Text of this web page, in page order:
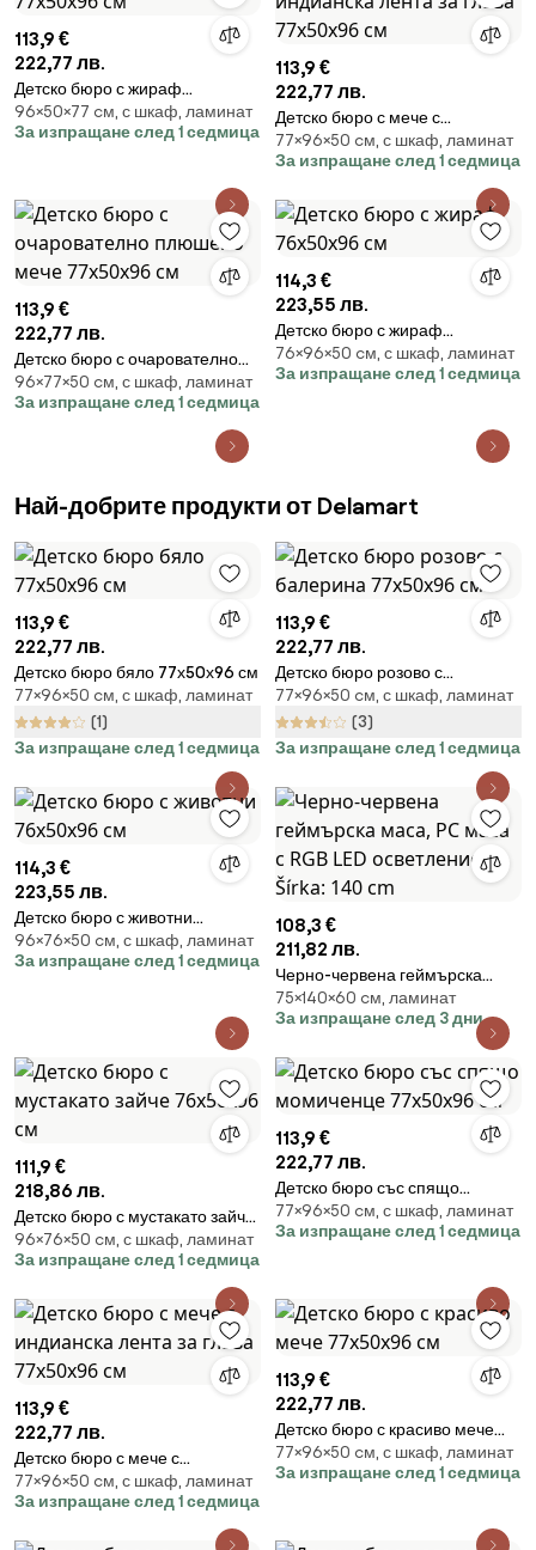
113,9 €
222,77 лв.
Детско бюро с жираф
77х50х96 см
96×50×77 cм, с шкаф, ламинат
За изпращане след 1 седмица
113,9 €
222,77 лв.
Детско бюро с мече с
индианска лента за глава
77х50х96 см
77×96×50 cм, с шкаф, ламинат
За изпращане след 1 седмица
113,9 €
222,77 лв.
Детско бюро с очарователно
плюшено мече 77х50х96 см
96×77×50 cм, с шкаф, ламинат
За изпращане след 1 седмица
114,3 €
223,55 лв.
Детско бюро с жираф
76х50х96 см
76×96×50 cм, с шкаф, ламинат
За изпращане след 1 седмица
Най-добрите продукти от Delamart
113,9 €
222,77 лв.
Детско бюро бяло 77х50х96 см
77×96×50 cм, с шкаф, ламинат
(1)
За изпращане след 1 седмица
113,9 €
222,77 лв.
Детско бюро розово с
балерина 77х50х96 см
77×96×50 cм, с шкаф, ламинат
(3)
За изпращане след 1 седмица
114,3 €
223,55 лв.
Детско бюро с животни
76х50х96 см
96×76×50 cм, с шкаф, ламинат
За изпращане след 1 седмица
108,3 €
211,82 лв.
Черно-червена геймърска
маса, PC маса с RGB LED
осветление Šírka: 140 cm
75×140×60 cм, ламинат
За изпращане след 3 дни
111,9 €
218,86 лв.
Детско бюро с мустакато зайче
76х50х96 см
96×76×50 cм, с шкаф, ламинат
За изпращане след 1 седмица
113,9 €
222,77 лв.
Детско бюро със спящо
момиченце 77х50х96 см
77×96×50 cм, с шкаф, ламинат
За изпращане след 1 седмица
113,9 €
222,77 лв.
Детско бюро с мече с
индианска лента за глава
77х50х96 см
77×96×50 cм, с шкаф, ламинат
За изпращане след 1 седмица
113,9 €
222,77 лв.
Детско бюро с красиво мече
77х50х96 см
77×96×50 cм, с шкаф, ламинат
За изпращане след 1 седмица